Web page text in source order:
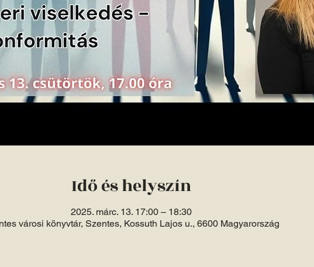
Idő és helyszín
2025. márc. 13. 17:00 – 18:30
városi könyvtár, Szentes, Kossuth Lajos u., 6600 Magyarország